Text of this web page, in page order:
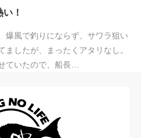
！
爆風で釣りにならず、サワラ狙い
したが、まったくアタリなし。
ていたので、船長…